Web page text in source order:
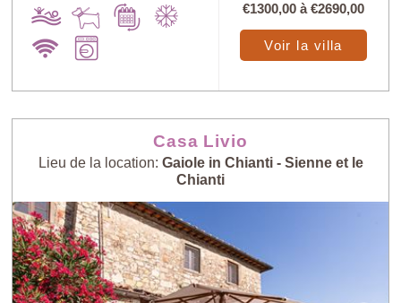
€1300,00 à€2690,00
Voir la villa
Casa Livio
Lieu de la location: Gaiole in Chianti - Sienne et le
Chianti